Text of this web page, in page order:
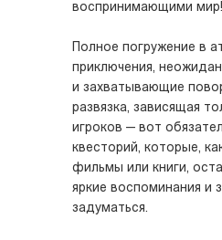
воспринимающими мир!
Полное погружение в
приключения,
и захватывающие
развязка, зависящая
игроков — вот
квесторий, которые,
фильмы или книги,
яркие воспоминания и
задуматься.